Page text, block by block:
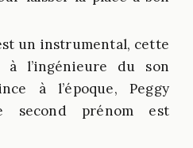
un instrumental, cette
l’ingénieure du son
à l’époque, Peggy
second prénom est